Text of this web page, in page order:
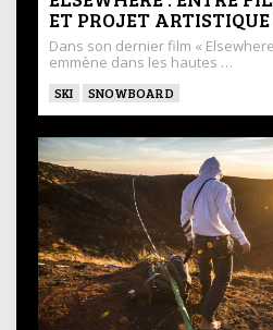
ET PROJET
Dans son dernier film «
emmène dans les hautes …
SKI SNOWBOARD